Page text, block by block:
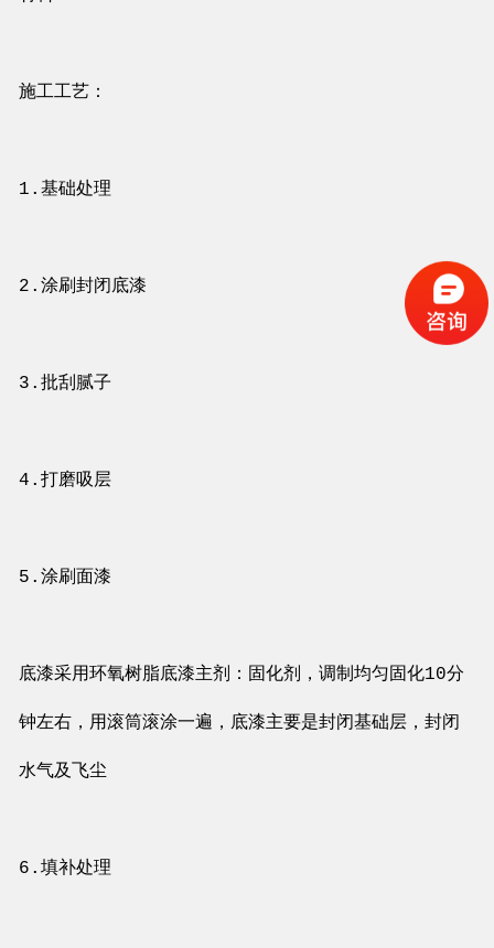
施工工艺：
1.基础处理
2.涂刷封闭底漆
3.批刮腻子
4.打磨吸层
5.涂刷面漆
底漆采用环氧树脂底漆主剂：固化剂，调制均匀固化10分
钟左右，用滚筒滚涂一遍，底漆主要是封闭基础层，封闭
水气及飞尘
6.填补处理